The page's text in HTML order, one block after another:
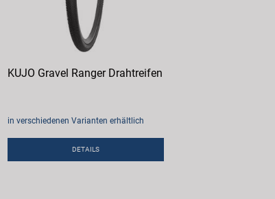
KUJO Gravel Ranger Drahtreifen
in verschiedenen Varianten erhältlich
DETAILS